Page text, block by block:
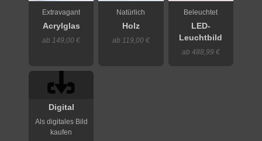
Extravagant
Acrylglas
ab 149,00 €
Natürlich
Holz
ab 119,00 €
Beleuchtet
LED-
Leuchtbild
ab 488,99 €
Digital
Als digitales Bild
kaufen